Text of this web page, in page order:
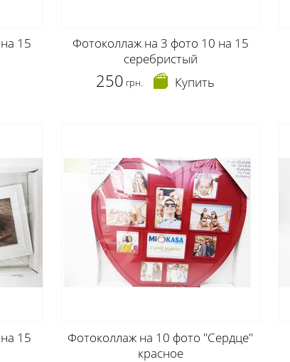
15
Фотоколлаж на 3 фото 10 на 15
серебристый
250 грн. Купить
15
Фотоколлаж на 10 фото "Сердце"
красное